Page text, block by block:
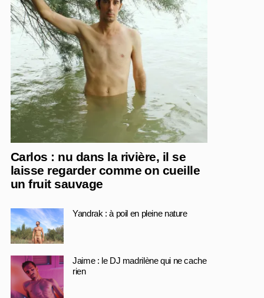
Carlos : nu dans la rivière, il se
laisse regarder comme on cueille
un fruit sauvage
Yandrak : à poil en pleine nature
Jaime : le DJ madrilène qui ne cache
rien